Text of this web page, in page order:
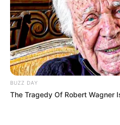
BUZZ DAY
The Tragedy Of Robert Wagner